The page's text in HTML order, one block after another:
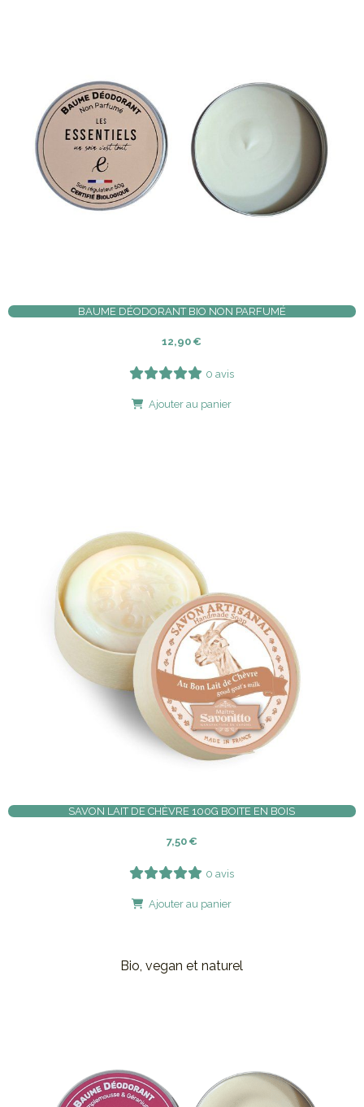
BAUME DÉODORANT BIO NON PARFUMÉ
12,90 €
0 avis
Ajouter au panier
SAVON LAIT DE CHÈVRE 100G BOITE EN BOIS
7,50€
0 avis
Ajouter au panier
Bio, vegan et naturel